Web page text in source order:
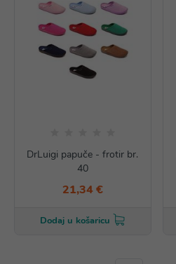
DrLuigi papuče - frotir br.
40
21,34 €
Dodaj u košaricu